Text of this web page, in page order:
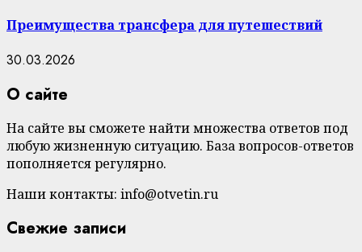
Преимущества трансфера для путешествий
30.03.2026
О сайте
На сайте вы сможете найти множества ответов под
любую жизненную ситуацию. База вопросов-ответов
пополняется регулярно.
Наши контакты: info@otvetin.ru
Свежие записи